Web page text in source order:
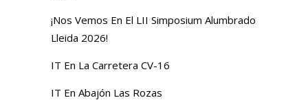
¡Nos Vemos En El LII Simposium Alumbrado
Lleida 2026!
IT En La Carretera CV-16
IT En Abajón Las Rozas